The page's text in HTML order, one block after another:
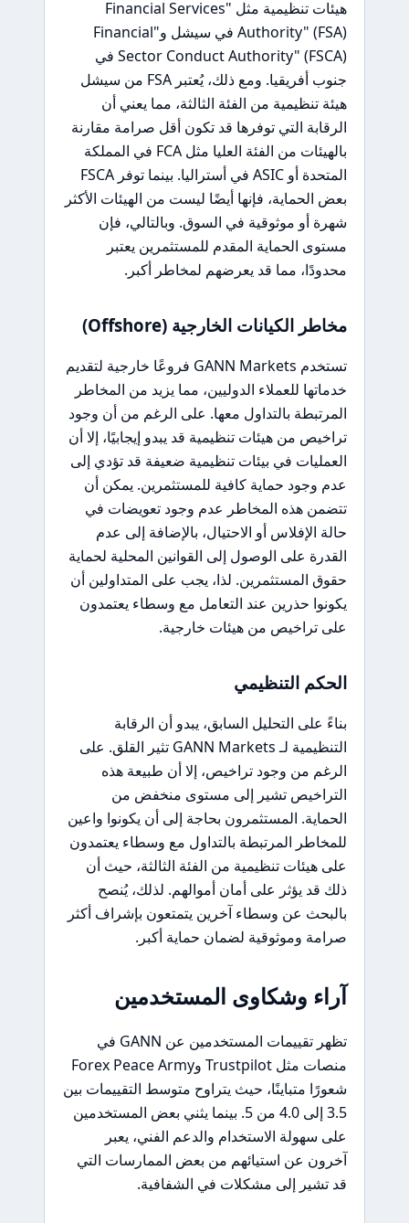
هيئات تنظيمية مثل "Financial Services
Authority" (FSA) في سيشل و"Financial
Sector Conduct Authority" (FSCA) في
جنوب أفريقيا. ومع ذلك، يُعتبر FSA من سيشل
هيئة تنظيمية من الفئة الثالثة، مما يعني أن
الرقابة التي توفرها قد تكون أقل صرامة مقارنة
بالهيئات من الفئة العليا مثل FCA في المملكة
المتحدة أو ASIC في أستراليا. بينما توفر FSCA
بعض الحماية، فإنها أيضًا ليست من الهيئات الأكثر
شهرة أو موثوقية في السوق. وبالتالي، فإن
مستوى الحماية المقدم للمستثمرين يعتبر
محدودًا، مما قد يعرضهم لمخاطر أكبر.
مخاطر الكيانات الخارجية (Offshore)
تستخدم GANN Markets فروعًا خارجية لتقديم
خدماتها للعملاء الدوليين، مما يزيد من المخاطر
المرتبطة بالتداول معها. على الرغم من أن وجود
تراخيص من هيئات تنظيمية قد يبدو إيجابيًا، إلا أن
العمليات في بيئات تنظيمية ضعيفة قد تؤدي إلى
عدم وجود حماية كافية للمستثمرين. يمكن أن
تتضمن هذه المخاطر عدم وجود تعويضات في
حالة الإفلاس أو الاحتيال، بالإضافة إلى عدم
القدرة على الوصول إلى القوانين المحلية لحماية
حقوق المستثمرين. لذا، يجب على المتداولين أن
يكونوا حذرين عند التعامل مع وسطاء يعتمدون
على تراخيص من هيئات خارجية.
الحكم التنظيمي
بناءً على التحليل السابق، يبدو أن الرقابة
التنظيمية لـ GANN Markets تثير القلق. على
الرغم من وجود تراخيص، إلا أن طبيعة هذه
التراخيص تشير إلى مستوى منخفض من
الحماية. المستثمرون بحاجة إلى أن يكونوا واعين
للمخاطر المرتبطة بالتداول مع وسطاء يعتمدون
على هيئات تنظيمية من الفئة الثالثة، حيث أن
ذلك قد يؤثر على أمان أموالهم. لذلك، يُنصح
بالبحث عن وسطاء آخرين يتمتعون بإشراف أكثر
صرامة وموثوقية لضمان حماية أكبر.
آراء وشكاوى المستخدمين
تظهر تقييمات المستخدمين عن GANN في
منصات مثل Trustpilot وForex Peace Army
شعورًا متباينًا، حيث يتراوح متوسط التقييمات بين
3.5 إلى 4.0 من 5. بينما يثني بعض المستخدمين
على سهولة الاستخدام والدعم الفني، يعبر
آخرون عن استيائهم من بعض الممارسات التي
قد تشير إلى مشكلات في الشفافية.